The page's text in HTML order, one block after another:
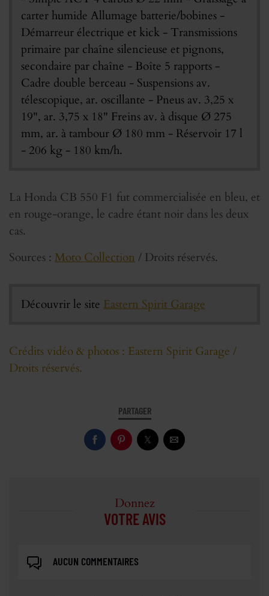
carter humide Allumage batterie/bobines -
Démarreur électrique et kick - Transmissions
primaire par chaîne silencieuse et pignons,
secondaire par chaîne - Boîte 5 rapports -
Cadre double berceau - Suspensions av.
télescopique, ar. oscillante - Pneus av. 3,25 x
19", ar. 3,75 x 18" Freins av. à disque Ø 275
mm, ar. à tambour Ø 180 mm - Réservoir 17 l
- 206 kg - 180 km/h.
La Honda CB 550 F1 fut commercialisée en bleu, et
en rouge-orange, le cadre étant noir dans les deux
cas.
Sources : Moto Collection / Droits réservés.
Découvrir le site Eastern Spirit Garage
Crédits vidéo & photos : Eastern Spirit Garage /
Droits réservés.
PARTAGER
Donnez
VOTRE AVIS
AUCUN COMMENTAIRES